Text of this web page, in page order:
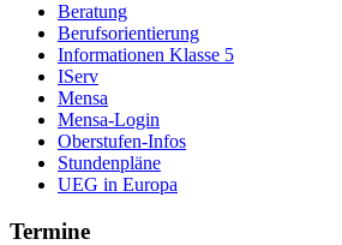
Beratung
Berufsorientierung
Informationen Klasse 5
IServ
Mensa
Mensa-Login
Oberstufen-Infos
Stundenpläne
UEG in Europa
Termine